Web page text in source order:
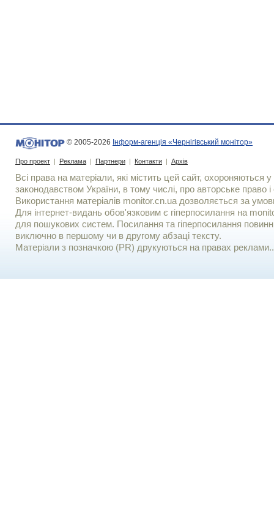
© 2005-2026 Інформ-агенція «Чернігівський монітор»
Про проект | Реклама | Партнери | Контакти | Архів
Всі права на матеріали, які містить цей сайт, охороняються у
законодавством України, в тому числі, про авторське право і
Використання матерiалiв monitor.cn.ua дозволяється за
Для iнтернет-видань обов'язковим є гiперпосилання на
для пошукових систем. Посилання та гіперпосилання
виключно в першому чи в другому абзаці тексту.
Матеріали з позначкою (PR) друкуються на правах реклами..